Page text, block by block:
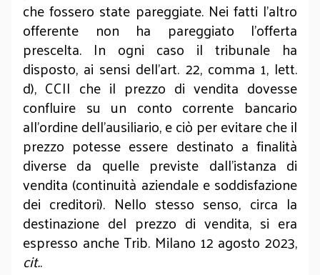
che fossero state pareggiate. Nei fatti l’altro
offerente non ha pareggiato l’offerta
prescelta. In ogni caso il tribunale ha
disposto, ai sensi dell’art. 22, comma 1, lett.
d), CCII che il prezzo di vendita dovesse
confluire su un conto corrente bancario
all’ordine dell’ausiliario, e ciò per evitare che il
prezzo potesse essere destinato a finalità
diverse da quelle previste dall’istanza di
vendita (continuità aziendale e soddisfazione
dei creditori). Nello stesso senso, circa la
destinazione del prezzo di vendita, si era
espresso anche Trib. Milano 12 agosto 2023,
cit..